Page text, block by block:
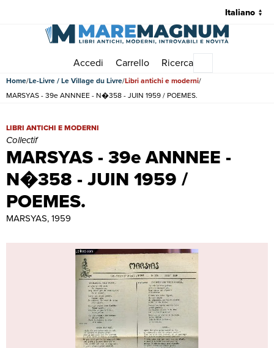
Accedi Carrello Ricerca
Home Le-Livre / Le Village du Livre Libri antichi e moderni
MARSYAS - 39e ANNNEE - N�358 - JUIN 1959 / POEMES.
MARSYAS - 39e ANNNEE -
N�358 - JUIN 1959 /
POEMES.
MARSYAS - 39e ANNNEE - N�358 - JUIN 1959 / POEMES. | Libri
LIBRI ANTICHI E MODERNI
Collectif
MARSYAS, 1959